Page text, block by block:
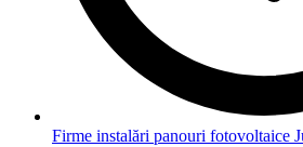
Firme instalări panouri fotovoltaice